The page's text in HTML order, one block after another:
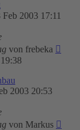
Feb 2003 17:11
von frebeka
2003 20:53
von Markus